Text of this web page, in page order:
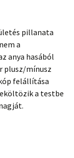
pillanata
a
anya hasából
plusz/mínusz
felállítása
a testbe